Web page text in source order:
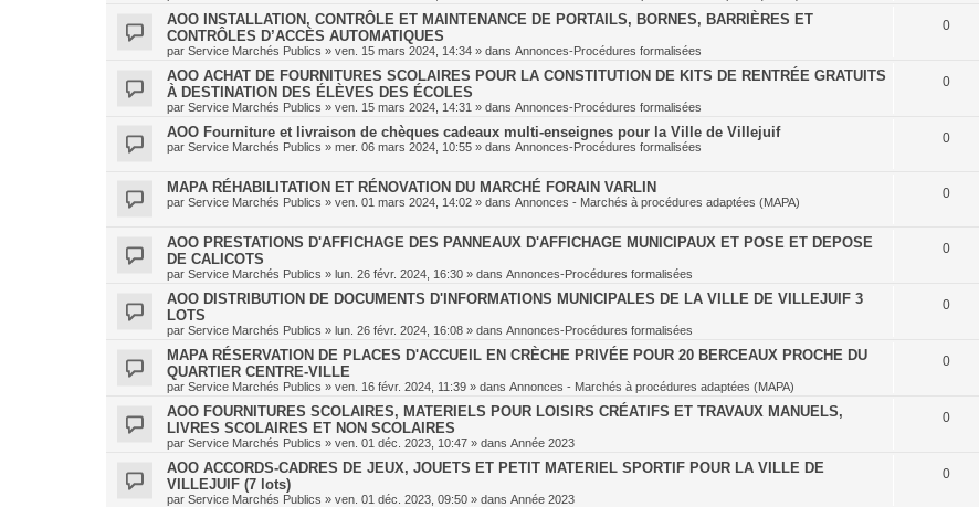
AOO INSTALLATION, CONTRÔLE ET MAINTENANCE DE PORTAILS, BORNES, BARRIÈRES ET
CONTRÔLES D’ACCÈS AUTOMATIQUES
par Service Marchés Publics » ven. 15 mars 2024, 14:34 » dans Annonces-Procédures formalisées
0
AOO ACHAT DE FOURNITURES SCOLAIRES POUR LA CONSTITUTION DE KITS DE RENTRÉE GRATUITS
À DESTINATION DES ÉLÈVES DES ÉCOLES
par Service Marchés Publics » ven. 15 mars 2024, 14:31 » dans Annonces-Procédures formalisées
0
AOO Fourniture et livraison de chèques cadeaux multi-enseignes pour la Ville de Villejuif
par Service Marchés Publics » mer. 06 mars 2024, 10:55 » dans Annonces-Procédures formalisées
0
MAPA RÉHABILITATION ET RÉNOVATION DU MARCHÉ FORAIN VARLIN
par Service Marchés Publics » ven. 01 mars 2024, 14:02 » dans Annonces - Marchés à procédures adaptées (MAPA)
0
AOO PRESTATIONS D'AFFICHAGE DES PANNEAUX D'AFFICHAGE MUNICIPAUX ET POSE ET DEPOSE
DE CALICOTS
par Service Marchés Publics » lun. 26 févr. 2024, 16:30 » dans Annonces-Procédures formalisées
0
AOO DISTRIBUTION DE DOCUMENTS D'INFORMATIONS MUNICIPALES DE LA VILLE DE VILLEJUIF 3
LOTS
par Service Marchés Publics » lun. 26 févr. 2024, 16:08 » dans Annonces-Procédures formalisées
0
MAPA RÉSERVATION DE PLACES D'ACCUEIL EN CRÈCHE PRIVÉE POUR 20 BERCEAUX PROCHE DU
QUARTIER CENTRE-VILLE
par Service Marchés Publics » ven. 16 févr. 2024, 11:39 » dans Annonces - Marchés à procédures adaptées (MAPA)
0
AOO FOURNITURES SCOLAIRES, MATERIELS POUR LOISIRS CRÉATIFS ET TRAVAUX MANUELS,
LIVRES SCOLAIRES ET NON SCOLAIRES
par Service Marchés Publics » ven. 01 déc. 2023, 10:47 » dans Année 2023
0
AOO ACCORDS-CADRES DE JEUX, JOUETS ET PETIT MATERIEL SPORTIF POUR LA VILLE DE
VILLEJUIF (7 lots)
par Service Marchés Publics » ven. 01 déc. 2023, 09:50 » dans Année 2023
0